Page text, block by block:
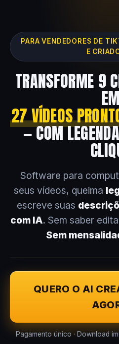
PARA VENDEDORES DE
E
TRANSFORME 9
EM
27 VÍDEOS
— COM
Software para
seus vídeos, queima
escreve suas
com IA. Sem saber
Sem
QUERO O AI
Pagamento único · Download